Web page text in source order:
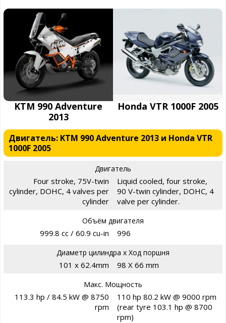
KTM 990 Adventure
2013
Honda VTR 1000F 2005
Двигатель: KTM 990 Adventure 2013 и Honda VTR
1000F 2005
Двигатель
Four stroke, 75V-twin
cylinder, DOHC, 4 valves per
cylinder
Liquid cooled, four stroke,
90 V-twin cylinder, DOHC, 4
valve per cylinder.
Объём двигателя
999.8 cc / 60.9 cu-in 996
Диаметр цилиндра х Ход поршня
101 x 62.4mm 98 X 66 mm
Макс. Мощность
113.3 hp / 84.5 kW @ 8750
rpm
110 hp 80.2 kW @ 9000 rpm
(rear tyre 103.1 hp @ 8700
rpm)